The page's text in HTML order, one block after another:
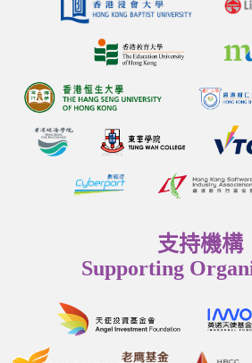
支持機構
Supporting